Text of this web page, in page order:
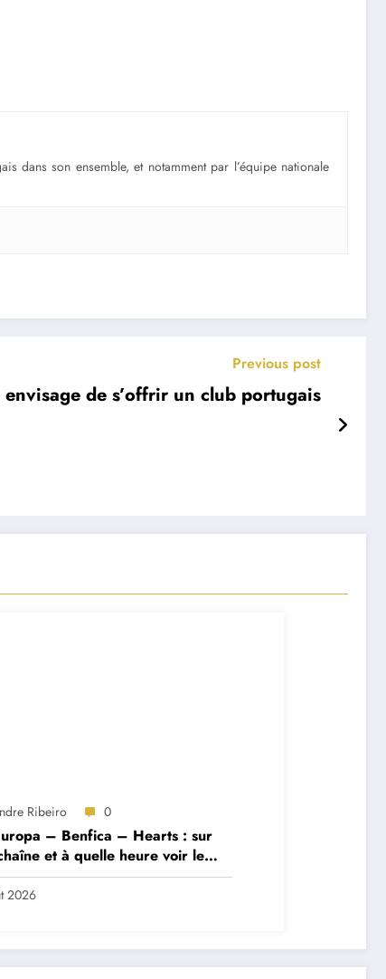
dans son ensemble, et notamment par l’équipe nationale
Previous post
de s’offrir un club portugais
Ribeiro 0
– Benfica – Hearts : sur
et à quelle heure voir le
2026